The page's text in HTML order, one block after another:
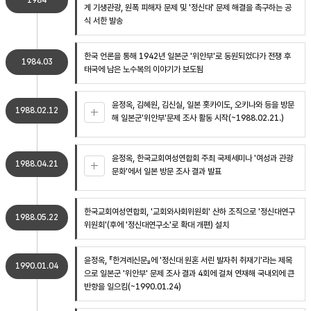
게 기생관광, 원폭 피해자 문제 및 '정신대' 문제 해결을 촉구하는 공
식 서한 발송
1984.03
한국 언론을 통해 1942년 일본군 '위안부'로 동원되었다가 전쟁 후
태국에 남은 노수복의 이야기가 보도됨
1988.02.12
윤정옥, 김혜원, 김신실, 일본 홋카이도, 오키나와 등을 방문
해 일본군'위안부'문제 조사 활동 시작(~1988.02.21.)
1988.04.21
윤정옥, 한국교회여성연합회 주최 국제세미나 '여성과 관광
문화'에서 일본 방문 조사 결과 발표
1988.05.22
한국교회여성연합회, '교회와사회위원회' 산하 조직으로 '정신대연구
위원회'(후에 '정신대연구소'로 확대 개편) 설치
1990.01.04
윤정옥, 『한겨레신문』에 '정신대 원혼 서린 발자취 취재기'라는 제목
으로 일본군 '위안부' 문제 조사 결과 4회에 걸쳐 연재해 국내외에 큰
반향을 일으킴(~1990.01.24)